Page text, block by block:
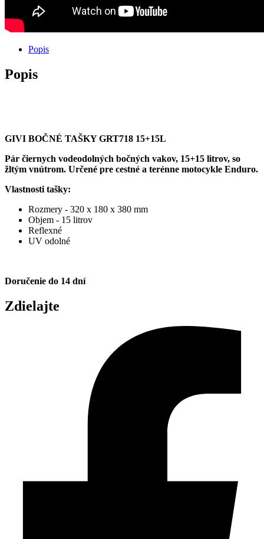
Popis
Popis
GIVI BOČNÉ TAŠKY GRT718 15+15L
Pár čiernych vodeodolných bočných vakov, 15+15 litrov, so
žltým vnútrom. Určené pre cestné a terénne motocykle Enduro.
Vlastnosti tašky:
Rozmery - 320 x 180 x 380 mm
Objem - 15 litrov
Reflexné
UV odolné
Doručenie do 14 dní
Zdielajte